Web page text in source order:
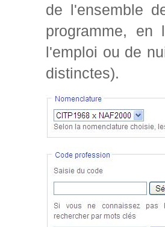
de l'ensemble
programme, en
l'emploi ou de
distinctes).